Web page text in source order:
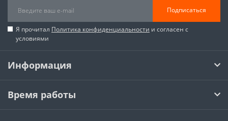
Подписаться
Я прочитал Политика конфиденциальности и согласен с
условиями
Информация
Время работы